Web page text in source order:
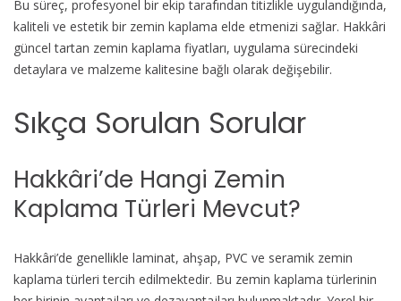
Bu süreç, profesyonel bir ekip tarafından titizlikle uygulandığında,
kaliteli ve estetik bir zemin kaplama elde etmenizi sağlar. Hakkâri
güncel tartan zemin kaplama fiyatları, uygulama sürecindeki
detaylara ve malzeme kalitesine bağlı olarak değişebilir.
Sıkça Sorulan Sorular
Hakkâri’de Hangi Zemin
Kaplama Türleri Mevcut?
Hakkâri’de genellikle laminat, ahşap, PVC ve seramik zemin
kaplama türleri tercih edilmektedir. Bu zemin kaplama türlerinin